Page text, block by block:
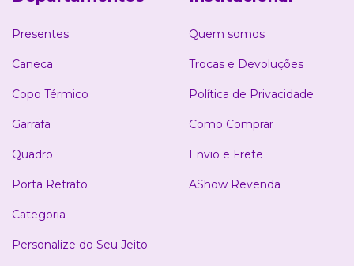
Presentes
Caneca
Copo Térmico
Garrafa
Quadro
Porta Retrato
Categoria
Personalize do Seu Jeito
Quem somos
Trocas e Devoluções
Política de Privacidade
Como Comprar
Envio e Frete
AShow Revenda